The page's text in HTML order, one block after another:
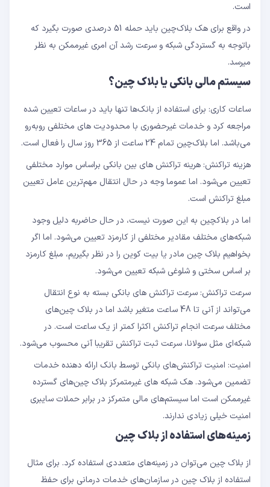
است.
در واقع برای هک بلاک‌چین باید حمله 51 درصدی صورت بگیرد که
باتوجه به گستردگی شبکه و سرعت رشد آن امری غیرممکن به نظر
میرسد.
سیستم مالی بانکی یا بلاک چین؟
ساعات کاری: برای استفاده از بانک‌ها تنها باید در ساعات تعیین شده
مراجعه کرد و خدمات غیرحضوری با محدودیت های مختلفی رو‌به‌رو
می‌باشد. اما بلاک‌چین تمام 24 ساعت از 365 روز سال را فعال است.
هزینه تراکنش: هرینه تراکنش های بین بانکی براساس موارد مختلفی
تعیین می‌شود. اما عموما وجه در حال انتقال مهم‌ترین عامل تعیین
مبلغ تراکنش است.
اما در بلاکچین به این صورت نیست، در حال حاضربه دلیل وجود
شبکه‌های مختلف مقادیر مختلفی از کارمزد تعیین می‌شود. اما اگر
بخواهیم بلاک چین مادر یا بیت کوین را در نظر بگیریم، مبلغ کارمزد
بر اساس سختی و شلوغی شبکه تعیین می‌شود.
سرعت تراکنش‌: سرعت تراکنش های بانکی بسته به نوع انتقال
می‌تواند از آنی تا 48 ساعت متغیر باشد اما در بلاک چین‌های
مختلف سرعت انجام تراکنش اکثرا کمتر از یک ساعت است. در
شبکه‌ای مثل سولانا، سرعت ثبت تراکنش تقریبا آنی محسوب می‌شود.
امنیت: امنیت تراکنش‌های بانکی توسط بانک ارائه دهنده خدمات
تضمین می‌شود. هک شبکه های غیرمتمرکز بلاک چین‌های گسترده
غیرممکن است اما سیستم‌های مالی متمرکز در برابر حملات سایبری
امنیت خیلی زیادی ندارند.
زمینه‌های استفاده از بلاک چین
از بلاک چین می‌توان در زمینه‌های متعددی استفاده کرد. برای مثال
استفاده از بلاک چین در سازمان‌های خدمات درمانی برای حفظ